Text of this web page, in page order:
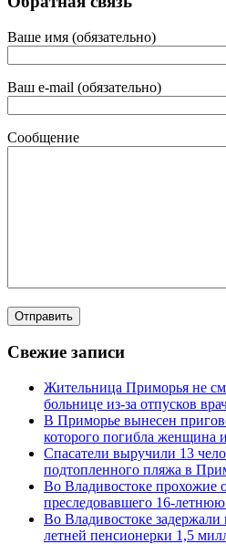
Ваше имя (обязательно)
Ваш e-mail (обязательно)
Сообщение
Свежие записи
Жительница Приморья не
больнице из-за отпусков
В Приморье вынесен
которого погибла женщина
Спасатели выручили 13
подтопленного пляжа в
Во Владивостоке прохожие
преследовавшего 16-
Во Владивостоке задержали
летней пенсионерки 1,5